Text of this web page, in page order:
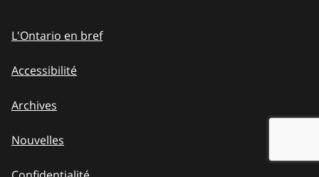
L'Ontario en bref
Accessibilité
Archives
Nouvelles